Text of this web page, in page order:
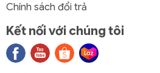
Chính sách đổi trả
Kết nối với chúng tôi